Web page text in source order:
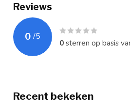
Reviews
0 /5
0sterren op basis
Recent bekeken